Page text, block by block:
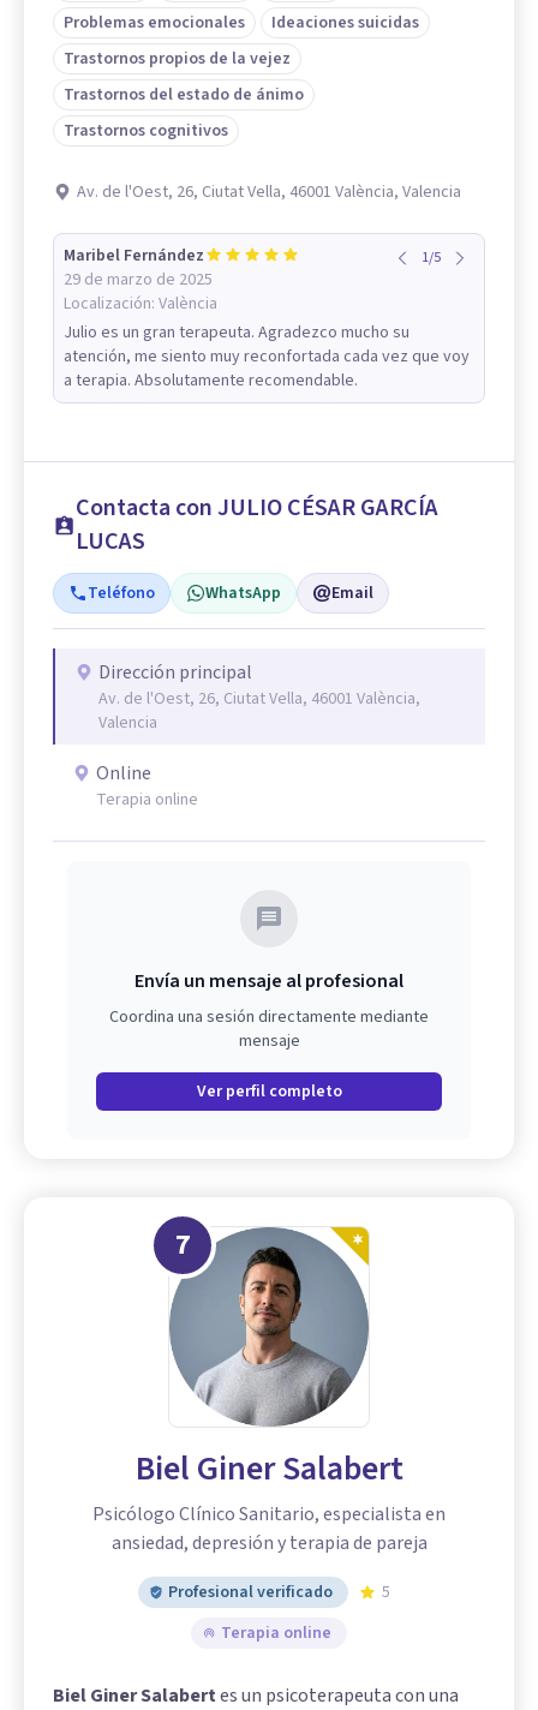
Problemas emocionales
Ideaciones suicidas
Trastornos propios de la vejez
Trastornos del estado de ánimo
Trastornos cognitivos
Av. de l'Oest, 26, Ciutat Vella, 46001 València, Valencia
Maribel Fernández
29 de marzo de 2025
Localización: València
1/5
Julio es un gran terapeuta. Agradezco mucho su
atención, me siento muy reconfortada cada vez que voy
a terapia. Absolutamente recomendable.
Contacta con JULIO CÉSAR GARCÍA
LUCAS
Teléfono WhatsApp Email
Dirección principal
Av. de l'Oest, 26, Ciutat Vella, 46001 València,
Valencia
Online
Terapia online
Envía un mensaje al profesional
Coordina una sesión directamente mediante
mensaje
Ver perfil completo
7
Biel Giner Salabert
Psicólogo Clínico Sanitario, especialista en
ansiedad, depresión y terapia de pareja
Profesional verificado
5
Terapia online
Biel Giner Salabertes un psicoterapeuta con una